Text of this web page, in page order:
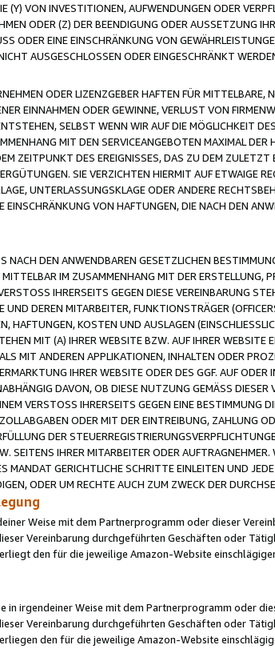
(Y) VON INVESTITIONEN, AUFWENDUNGEN ODER
ODER (Z) DER BEENDIGUNG ODER AUSSETZUNG
ODER EINE EINSCHRÄNKUNG VON
AUSGESCHLOSSEN ODER EINGESCHRÄNKT
ODER LIZENZGEBER HAFTEN FÜR MITTELBARE,
EINNAHMEN ODER GEWINNE, VERLUST VON
SELBST WENN WIR AUF DIE MÖGLICHKEIT
MIT DEN SERVICEANGEBOTEN MAXIMAL DER
ZEITPUNKT DES EREIGNISSES, DAS ZU DEM
SIE VERZICHTEN HIERMIT AUF ETWAIGE
UNTERLASSUNGSKLAGE ODER ANDERE
EINSCHRÄNKUNG VON HAFTUNGEN, DIE NACH DEN
DEN ANWENDBAREN GESETZLICHEN
IM ZUSAMMENHANG MIT DER ERSTELLUNG,
IHRERSEITS GEGEN DIESE VEREINBARUNG
DEREN MITARBEITER, FUNKTIONSTRÄGER
HAFTUNGEN, KOSTEN UND AUSLAGEN
MIT (A) IHRER WEBSITE BZW. AUF IHRER WEBSITE
MIT ANDEREN APPLIKATIONEN, INHALTEN ODER
IHRER WEBSITE ODER DES GGF. AUF
DAVON, OB DIESE NUTZUNG GEMÄSS
VERSTOSS IHRERSEITS GEGEN EINE BESTIMMUNG
ODER MIT DER EINTREIBUNG, ZAHLUNG
DER
SEITENS IHRER MITARBEITER ODER
MANDAT GERICHTLICHE SCHRITTE EINLEITEN UND
ODER UM RECHTE AUCH ZUM ZWECK DER
Weise mit dem Partnerprogramm oder dieser
Vereinbarung durchgeführten Geschäften oder
den für die jeweilige Amazon-Website
in irgendeiner Weise mit dem Partnerprogramm oder
Vereinbarung durchgeführten Geschäften oder
den für die jeweilige Amazon-Website